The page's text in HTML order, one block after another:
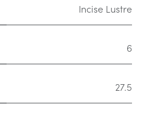
Incise Lustre
6
27.5